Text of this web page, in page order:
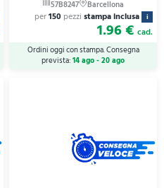
per150 pezzi stampa inclusa i
1.96 € cad.
Ordini oggi con stampa. Consegna
prevista:14 ago - 20 ago